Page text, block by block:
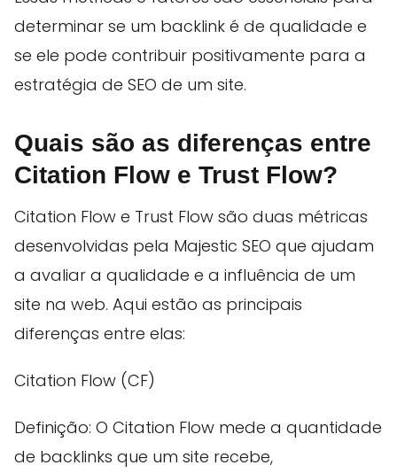
determinar se um backlink é de qualidade e
se ele pode contribuir positivamente para a
estratégia de SEO de um site.
Quais são as diferenças entre
Citation Flow e Trust Flow?
Citation Flow e Trust Flow são duas métricas
desenvolvidas pela Majestic SEO que ajudam
a avaliar a qualidade e a influência de um
site na web. Aqui estão as principais
diferenças entre elas:
Citation Flow (CF)
Definição: O Citation Flow mede a quantidade
de backlinks que um site recebe,